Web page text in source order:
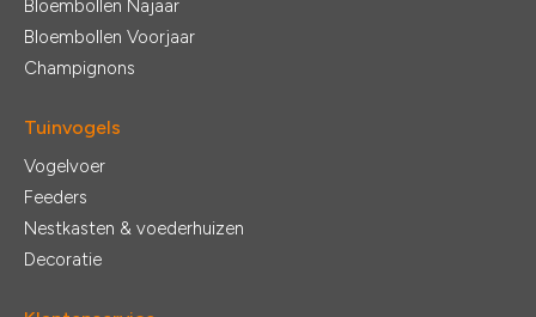
Bloembollen Najaar
Bloembollen Voorjaar
Champignons
Tuinvogels
Vogelvoer
Feeders
Nestkasten & voederhuizen
Decoratie